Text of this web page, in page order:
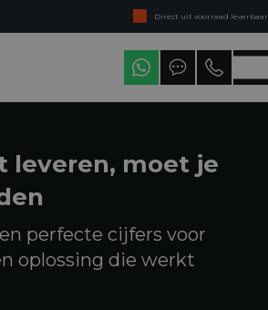
Direct uit voorraad leverbaar
Levering in heel Nederland
leveren, moet je
perfecte cijfers voor
oplossing die werkt